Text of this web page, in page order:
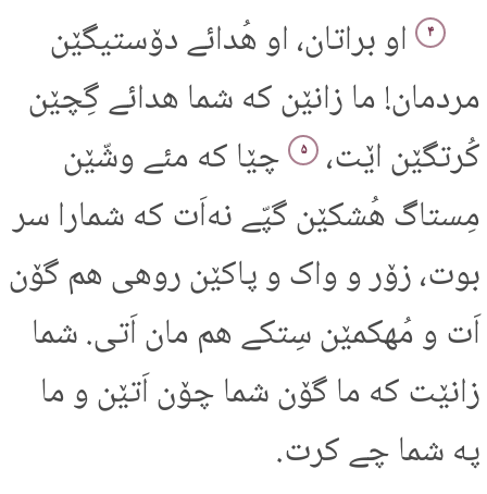
۴ او براتان، او هُدائے دۆستیگێن
مردمان! ما زانێن که شما هدائے گِچێن
کُرتگێن اێت،
۵ چێا که مئے وشّێن
مِستاگ هُشکێن گپّے نه‌اَت که شمارا سر
بوت، زۆر و واک و پاکێن روهی هم گۆن
اَت و مُهکمێن سِتکے هم مان اَتی. شما
زانێت که ما گۆن شما چۆن اَتێن و ما
په شما چے کرت.